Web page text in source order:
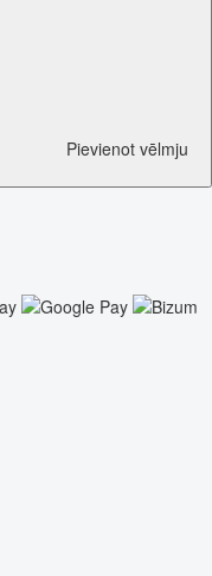
Pievienot vēlmju